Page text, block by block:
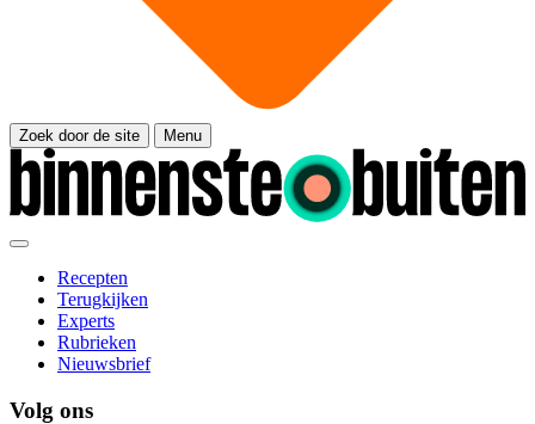
Zoek door de site Menu
Recepten
Terugkijken
Experts
Rubrieken
Nieuwsbrief
Volg ons